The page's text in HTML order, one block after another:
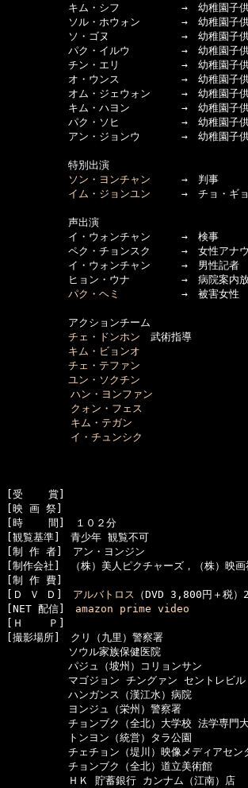
キム・シフ　　　　　　→　幼稚園子供
ソル・ホウォン　　　　→　幼稚園子供
ソ・ゴヌ　　　　　　　→　幼稚園子供
パク・イルウ　　　　　→　幼稚園子供
チン・エリ　　　　　　→　幼稚園子供
オ・ウンス　　　　　　→　幼稚園子供
オム・ジェウォン　　　→　幼稚園子供
キム・ハヨン　　　　　→　幼稚園子供
パク・ソヒ　　　　　　→　幼稚園子供
アン・ジョンウ　　　　→　幼稚園子供
特別出演
ソン・ヨンチャン →　判事
イム・ジョンユン →　チョ・ギョン
声出演
イ・ウォンチャン　　　→　検事
ペク・チョンスク　　　→　女性アナウ
イ・ウォンチャン　　　→　男性記者
ヒョン・ウナ　　　　　→　病院案内放
パク・ヘミ
→　被害女性
アクションチーム
チェ・ドンホン 武術指導
キム・ビョンオ
チェ・テファン
ユン・ソクチン
ハン・ヨンファン
クォン・フェス
キム・テガン
イ・チュンシク
[受    賞]
[映 画 祭]
[時    間]　１０２分
[観覧基準]　青少年 観覧不可
[制 作 者]　アン・ヨンジン
[制作会社]　（株）美人ピクチャーズ，（株）映
[制 作 費]
[Ｄ Ｖ Ｄ] アルバトロス （DVD 3,800円＋税
[NET 配信] amazon prime video
[Ｈ    Ｐ]
[撮影場所]　クリ（九里）警察署
ソウル家族保健医院
パジュ（坡州）コリョンサン
マゴジョン チングァン セントレビル
ハンガンス（漢江水）病院
ヨンジュ（栄州）警察署
チョンブク（全北）大学校 法学専門大
トンヨン（統営）タラ公園
チェチョン（堤川）映像メディアセン
チョンブク（全北）道立美術館
ＨＫ 貯蓄銀行 カンナム（江南）店